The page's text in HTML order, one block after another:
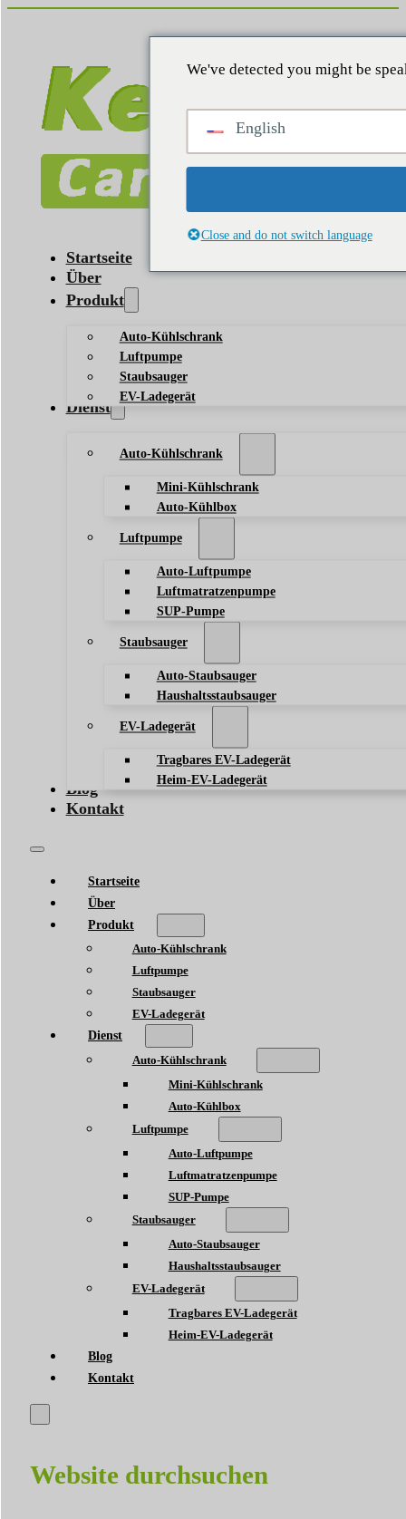
Startseite
Über
Produkt
Auto-Kühlschrank
Luftpumpe
Staubsauger
EV-Ladegerät
Dienst
Auto-Kühlschrank
Mini-Kühlschrank
Auto-Kühlbox
Luftpumpe
Auto-Luftpumpe
Luftmatratzenpumpe
SUP-Pumpe
Staubsauger
Auto-Staubsauger
Haushaltsstaubsauger
EV-Ladegerät
Tragbares EV-Ladegerät
Heim-EV-Ladegerät
Blog
Kontakt
Startseite
Über
Produkt
Auto-Kühlschrank
Luftpumpe
Staubsauger
EV-Ladegerät
Dienst
Auto-Kühlschrank
Mini-Kühlschrank
Auto-Kühlbox
Luftpumpe
Auto-Luftpumpe
Luftmatratzenpumpe
SUP-Pumpe
Staubsauger
Auto-Staubsauger
Haushaltsstaubsauger
EV-Ladegerät
Tragbares EV-Ladegerät
Heim-EV-Ladegerät
Blog
Kontakt
Website durchsuchen
We've detected you might be
English
Close and do not switch language